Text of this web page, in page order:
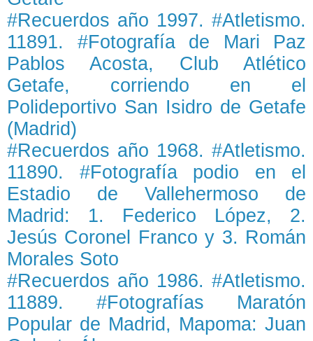
#Recuerdos año 1997. #Atletismo.
11891. #Fotografía de Mari Paz
Pablos Acosta, Club Atlético
Getafe, corriendo en el
Polideportivo San Isidro de Getafe
(Madrid)
#Recuerdos año 1968. #Atletismo.
11890. #Fotografía podio en el
Estadio de Vallehermoso de
Madrid: 1. Federico López, 2.
Jesús Coronel Franco y 3. Román
Morales Soto
#Recuerdos año 1986. #Atletismo.
11889. #Fotografías Maratón
Popular de Madrid, Mapoma: Juan